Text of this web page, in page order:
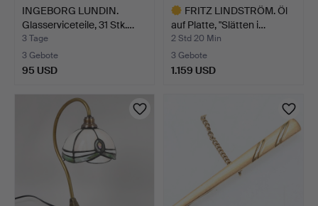
INGEBORG LUNDIN.
Glasserviceteile, 31 Stk.…
3 Tage
3 Gebote
95 USD
FRITZ LINDSTRÖM. Öl
auf Platte, "Slätten i…
2 Std 20 Min
3 Gebote
1.159 USD